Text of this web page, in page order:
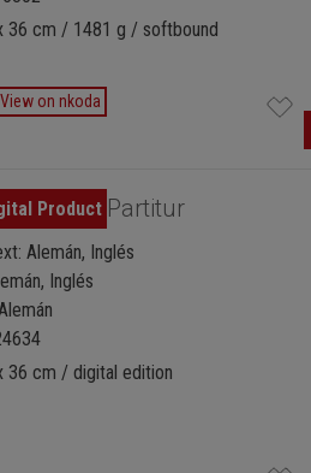
36 cm / 1481 g / softbound
View on nkoda
Partitur
Alemán, Inglés
Inglés
36 cm / digital edition